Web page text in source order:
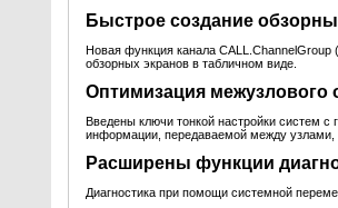
Быстрое создание
Новая функция канала CALL.ChannelGroup
обзорных экранов в табличном виде.
Оптимизация межузлового
Введены ключи тонкой настройки систем
информации, передаваемой между узлами,
Расширены функции
Диагностика при помощи системной